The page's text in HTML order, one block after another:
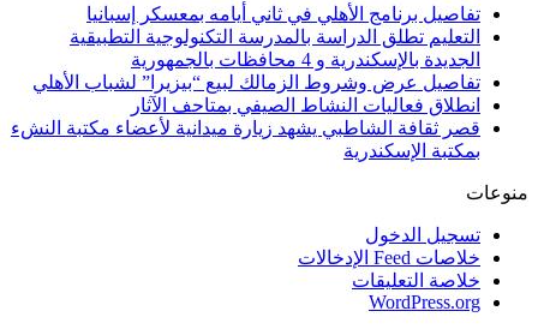
تفاصيل برنامج الأهلي في ثاني أيامه بمعسكر إسبانيا
التعليم تطلق الدراسة بالمدرسة التكنولوجية التطبيقية
الجديدة بالإسكندرية و 4 محافظات بالجمهورية
تفاصيل عرض وشروط الزمالك لبيع “بيزيرا” لشباب الأهلي
انطلاق فعاليات النشاط الصيفي بمتاحف الآثار
قصر ثقافة الشاطبي يشهد زيارة ميدانية لأعضاء مكتبة النشء
بمكتبة الإسكندرية
منوعات
تسجيل الدخول
خلاصات Feed الإدخالات
خلاصة التعليقات
WordPress.org